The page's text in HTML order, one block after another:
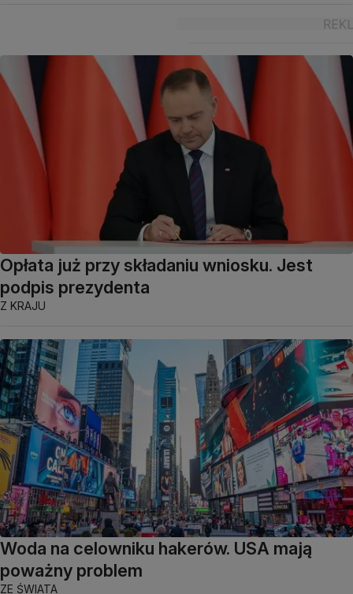
Opłata już przy składaniu wniosku. Jest
podpis prezydenta
Z KRAJU
Woda na celowniku hakerów. USA mają
poważny problem
ZE ŚWIATA